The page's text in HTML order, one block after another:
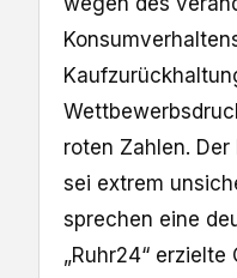
roten Zahlen.
sei extrem
sprechen eine
„Ruhr24“